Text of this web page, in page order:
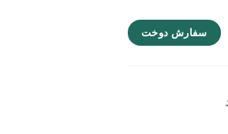
سفارش دوخت